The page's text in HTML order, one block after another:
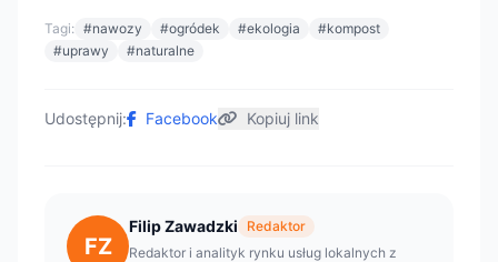
Tagi: #nawozy #ogródek #ekologia
#kompost
#uprawy
#naturalne
Udostępnij: Facebook Kopiuj link
FZ
Filip Zawadzki
Redaktor
Redaktor i analityk rynku usług lokalnych z